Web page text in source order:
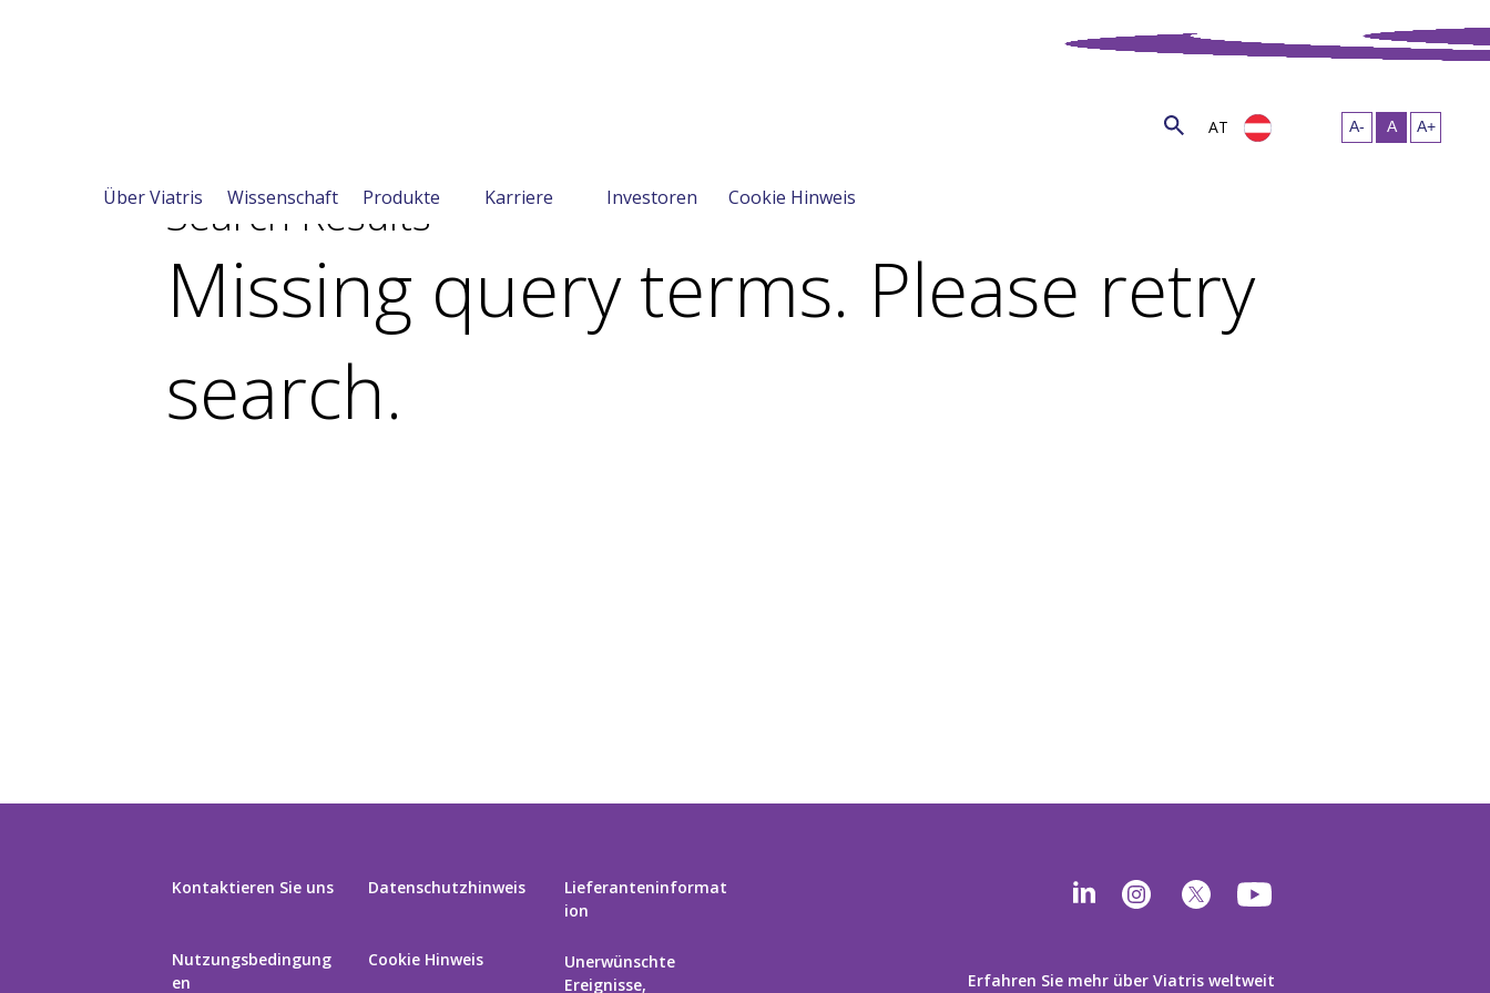
AT
Über Viatris Wissenschaft Produkte Karriere Investoren Cookie Hinweis
Search Results
Missing query terms. Please retry
search.
Kontaktieren Sie uns
Nutzungsbedingung
en
Datenschutzhinweis
Cookie Hinweis
Lieferanteninformat
ion
Unerwünschte
Ereignisse,
Erfahren Sie mehr über Viatris weltweit